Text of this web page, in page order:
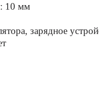
10 мм
зарядное